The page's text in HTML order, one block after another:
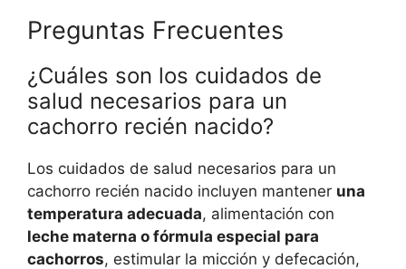
Preguntas Frecuentes
¿Cuáles son los cuidados de
salud necesarios para un
cachorro recién nacido?
Los cuidados de salud necesarios para un
cachorro recién nacido incluyen mantener una
temperatura adecuada, alimentación con
leche materna o fórmula especial para
cachorros, estimular la micción y defecación,